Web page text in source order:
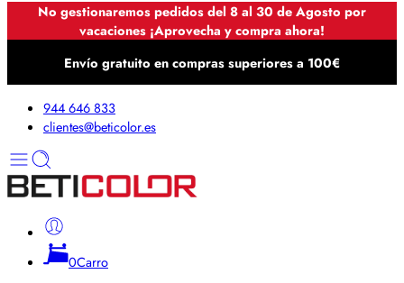
No gestionaremos pedidos del 8 al 30 de Agosto por
vacaciones ¡Aprovecha y compra ahora!
Envío gratuito en compras superiores a 100€
944 646 833
clientes@beticolor.es
0Carro